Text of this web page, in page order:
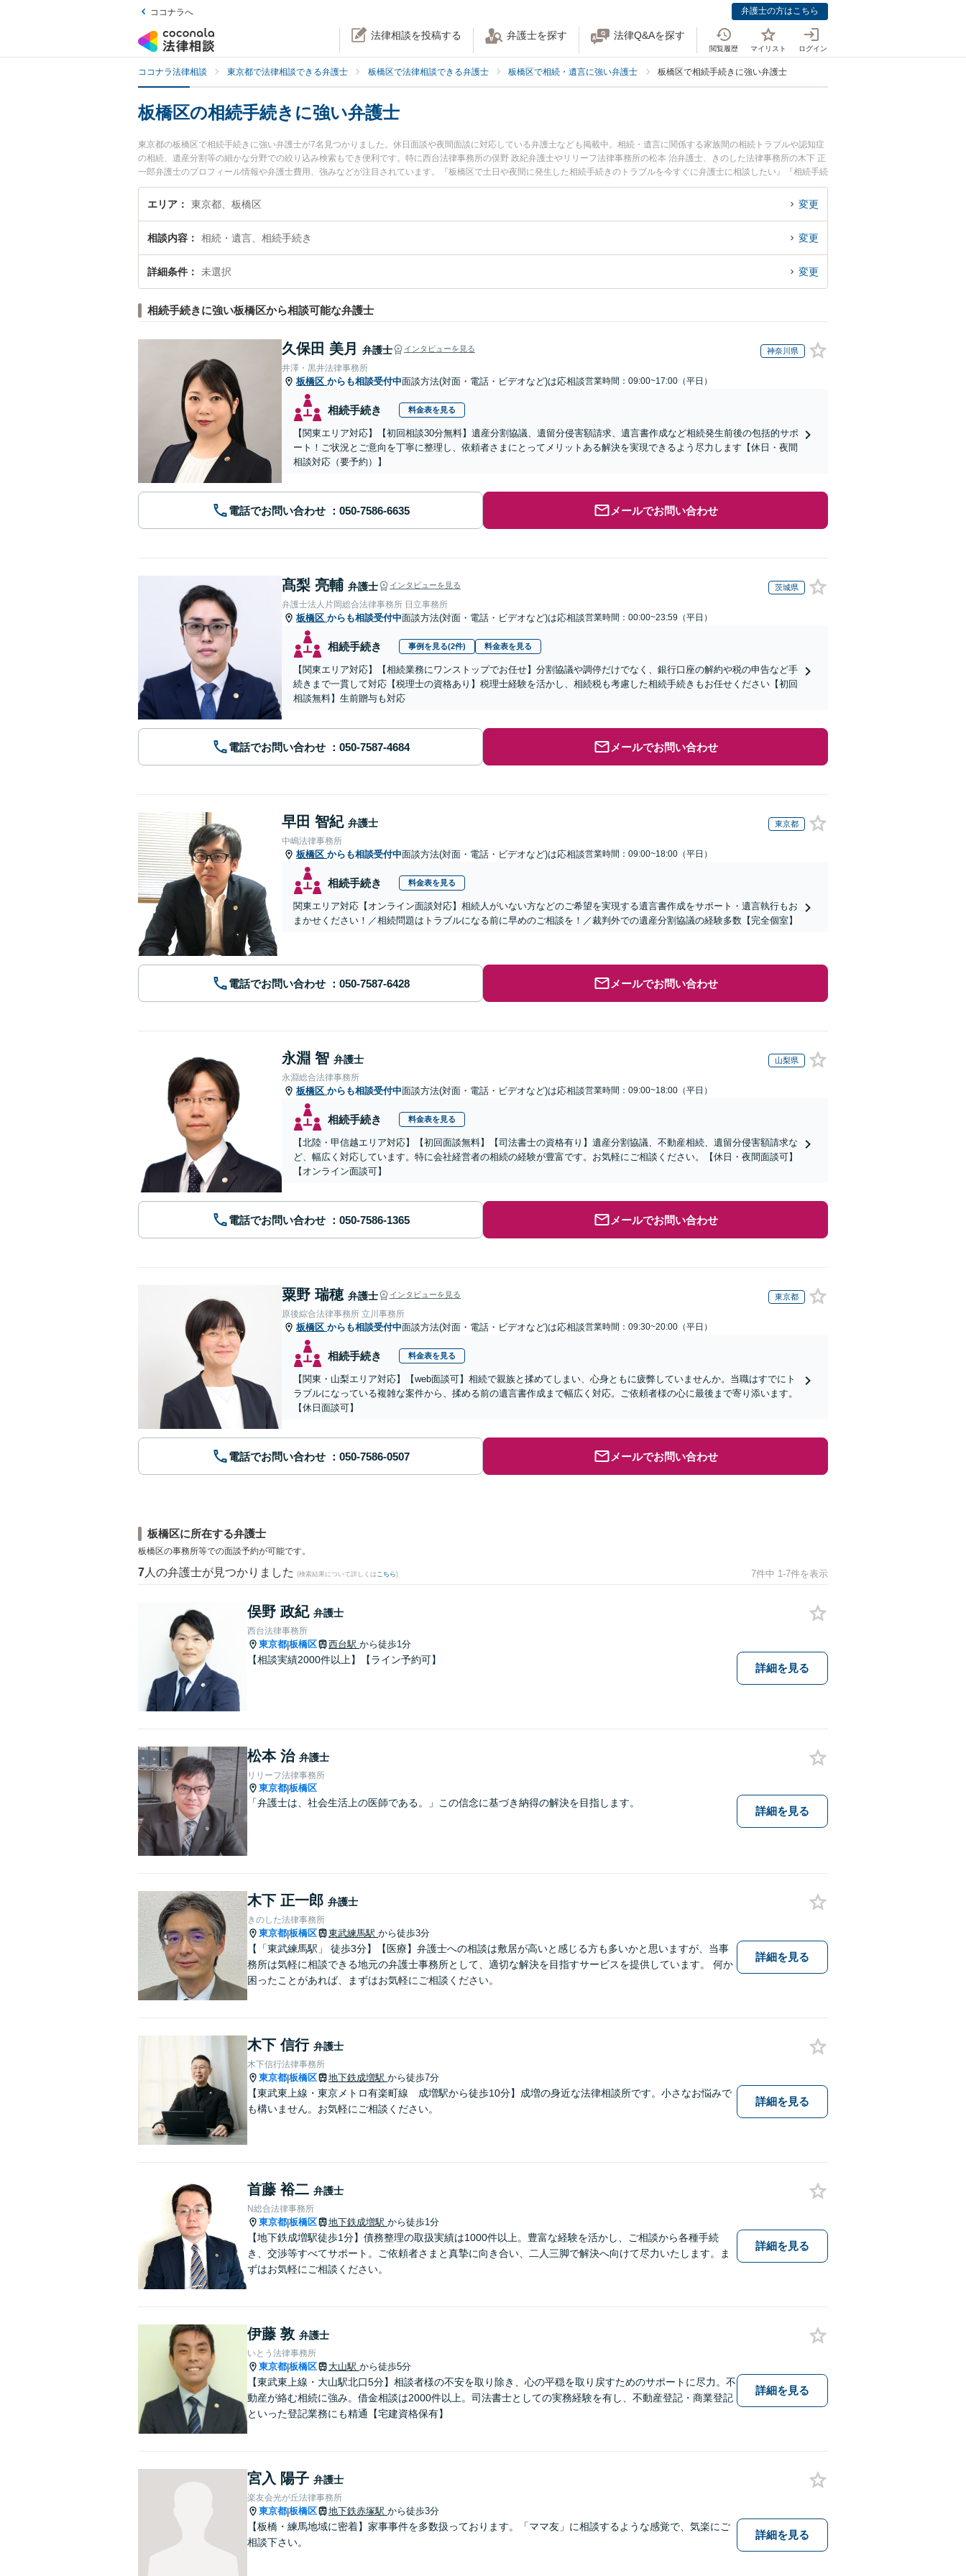
ココナラへ 弁護士の方はこちら
法律相談を投稿する 弁護士を探す 法律Q&Aを探す
閲覧履歴 マイリスト ログイン
ココナラ法律相談 東京都で法律相談できる弁護士 板橋区で法律相談できる弁護士 板橋区で相続・遺言に強い弁護士 板橋区で相続手続きに強い弁護士
板橋区の相続手続きに強い弁護士
東京都の板橋区で相続手続きに強い弁護士が7名見つかりました。休日面談や夜間面談に対応している弁護士なども掲載中。相続・遺言に関係する家族間の相続トラブルや認知症
の相続、遺産分割等の細かな分野での絞り込み検索もでき便利です。特に西台法律事務所の俣野 政紀弁護士やリリーフ法律事務所の松本 治弁護士、きのした法律事務所の木下 正
一郎弁護士のプロフィール情報や弁護士費用、強みなどが注目されています。『板橋区で土日や夜間に発生した相続手続きのトラブルを今すぐに弁護士に相談したい』『相続手続
きのトラブル解決の実績豊富な近くの弁護士を検索したい』『初回相談無料で相続手続きを法律相談できる板橋区内の弁護士に相談予約したい』などでお困りの相談者さんにおす
すめです。
エリア 東京都、板橋区 変更
相談内容 相続・遺言、相続手続き 変更
詳細条件 未選択 変更
相続手続きに強い板橋区から相談可能な弁護士
久保田 美月 弁護士 インタビューを見る 神奈川県
井澤・黒井法律事務所
板橋区 からも相談受付中面談方法(対面・電話・ビデオなど)は応相談営業時間：09:00~17:00（平日）
相続手続き 料金表を見る
【関東エリア対応】【初回相談30分無料】遺産分割協議、遺留分侵害額請求、遺言書作成など相続発生前後の包括的サポ
ート！ご状況とご意向を丁寧に整理し、依頼者さまにとってメリットある解決を実現できるよう尽力します【休日・夜間
相談対応（要予約）】
電話でお問い合わせ メールでお問い合わせ
髙梨 亮輔 弁護士 インタビューを見る 茨城県
弁護士法人片岡総合法律事務所 日立事務所
板橋区 からも相談受付中面談方法(対面・電話・ビデオなど)は応相談営業時間：00:00~23:59（平日）
相続手続き 事例を見る(2件) 料金表を見る
【関東エリア対応】【相続業務にワンストップでお任せ】分割協議や調停だけでなく、銀行口座の解約や税の申告など手
続きまで一貫して対応【税理士の資格あり】税理士経験を活かし、相続税も考慮した相続手続きもお任せください【初回
相談無料】生前贈与も対応
電話でお問い合わせ メールでお問い合わせ
早田 智紀 弁護士 東京都
中嶋法律事務所
板橋区 からも相談受付中面談方法(対面・電話・ビデオなど)は応相談営業時間：09:00~18:00（平日）
相続手続き 料金表を見る
関東エリア対応【オンライン面談対応】相続人がいない方などのご希望を実現する遺言書作成をサポート・遺言執行もお
まかせください！／相続問題はトラブルになる前に早めのご相談を！／裁判外での遺産分割協議の経験多数【完全個室】
電話でお問い合わせ メールでお問い合わせ
永淵 智 弁護士 山梨県
永淵総合法律事務所
板橋区 からも相談受付中面談方法(対面・電話・ビデオなど)は応相談営業時間：09:00~18:00（平日）
相続手続き 料金表を見る
【北陸・甲信越エリア対応】【初回面談無料】【司法書士の資格有り】遺産分割協議、不動産相続、遺留分侵害額請求な
ど、幅広く対応しています。特に会社経営者の相続の経験が豊富です。お気軽にご相談ください。【休日・夜間面談可】
【オンライン面談可】
電話でお問い合わせ メールでお問い合わせ
粟野 瑞穂 弁護士 インタビューを見る 東京都
原後綜合法律事務所 立川事務所
板橋区 からも相談受付中面談方法(対面・電話・ビデオなど)は応相談営業時間：09:30~20:00（平日）
相続手続き 料金表を見る
【関東・山梨エリア対応】【web面談可】相続で親族と揉めてしまい、心身ともに疲弊していませんか。当職はすでにト
ラブルになっている複雑な案件から、揉める前の遺言書作成まで幅広く対応。ご依頼者様の心に最後まで寄り添います。
【休日面談可】
電話でお問い合わせ メールでお問い合わせ
板橋区に所在する弁護士
板橋区の事務所等での面談予約が可能です。
7 人の弁護士が見つかりました (検索結果について詳しくは こちら) 7件中 1-7件を表示
俣野 政紀 弁護士
西台法律事務所
東京都|板橋区 西台駅 から徒歩1分
【相談実績2000件以上】【ライン予約可】
詳細を見る
松本 治 弁護士
リリーフ法律事務所
東京都|板橋区
「弁護士は、社会生活上の医師である。」この信念に基づき納得の解決を目指します。
詳細を見る
木下 正一郎 弁護士
きのした法律事務所
東京都|板橋区 東武練馬駅 から徒歩3分
【「東武練馬駅」 徒歩3分】【医療】弁護士への相談は敷居が高いと感じる方も多いかと思いますが、当事
務所は気軽に相談できる地元の弁護士事務所として、適切な解決を目指すサービスを提供しています。 何か
困ったことがあれば、まずはお気軽にご相談ください。
詳細を見る
木下 信行 弁護士
木下信行法律事務所
東京都|板橋区 地下鉄成増駅 から徒歩7分
【東武東上線・東京メトロ有楽町線 成増駅から徒歩10分】成増の身近な法律相談所です。小さなお悩みで
も構いません。お気軽にご相談ください。
詳細を見る
首藤 裕二 弁護士
N総合法律事務所
東京都|板橋区 地下鉄成増駅 から徒歩1分
【地下鉄成増駅徒歩1分】債務整理の取扱実績は1000件以上。豊富な経験を活かし、ご相談から各種手続
き、交渉等すべてサポート。ご依頼者さまと真摯に向き合い、二人三脚で解決へ向けて尽力いたします。ま
ずはお気軽にご相談ください。
詳細を見る
伊藤 敦 弁護士
いとう法律事務所
東京都|板橋区 大山駅 から徒歩5分
【東武東上線・大山駅北口5分】相談者様の不安を取り除き、心の平穏を取り戻すためのサポートに尽力。不
動産が絡む相続に強み。借金相談は2000件以上。司法書士としての実務経験を有し、不動産登記・商業登記
といった登記業務にも精通【宅建資格保有】
詳細を見る
宮入 陽子 弁護士
楽友会光が丘法律事務所
東京都|板橋区 地下鉄赤塚駅 から徒歩3分
【板橋・練馬地域に密着】家事事件を多数扱っております。「ママ友」に相談するような感覚で、気楽にご
相談下さい。
詳細を見る